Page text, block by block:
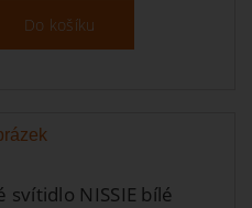
Do košíku
NISSIE bílé